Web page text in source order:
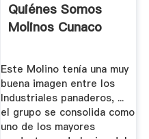
Quiénes Somos
Molinos Cunaco
Este Molino tenía una muy
buena imagen entre los
Industriales panaderos, ...
el grupo se consolida como
uno de los mayores